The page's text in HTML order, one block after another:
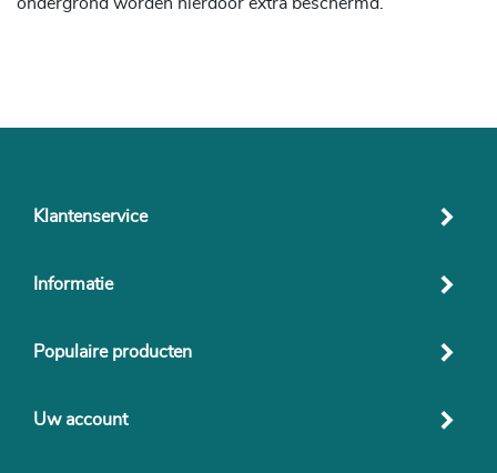
Klantenservice
Informatie
Populaire producten
Uw account